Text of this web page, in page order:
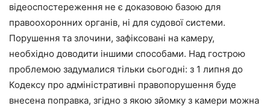
відеоспостереження не є доказовою базою для
правоохоронних органів, ні для судової системи.
Порушення та злочини, зафіксовані на камеру,
необхідно доводити іншими способами. Над гострою
проблемою задумалися тільки сьогодні: з 1 липня до
Кодексу про адміністративні правопорушення буде
внесена поправка, згідно з якою зйомку з камери можна